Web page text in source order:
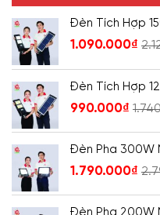
Đèn Tích Hợp
1.090.000₫
Đèn Tích Hợp
990.000₫
Đèn Pha 300W
1.790.000₫